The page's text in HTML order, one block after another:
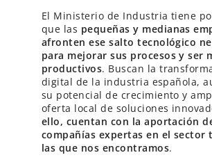
El Ministerio de Industria tiene
que las pequeñas y medianas
afronten ese salto tecnológico
para mejorar sus procesos y ser
productivos. Buscan la
digital de la industria española,
su potencial de crecimiento y
oferta local de soluciones
ello, cuentan con la aportación
compañías expertas en el sector
las que nos encontramos.